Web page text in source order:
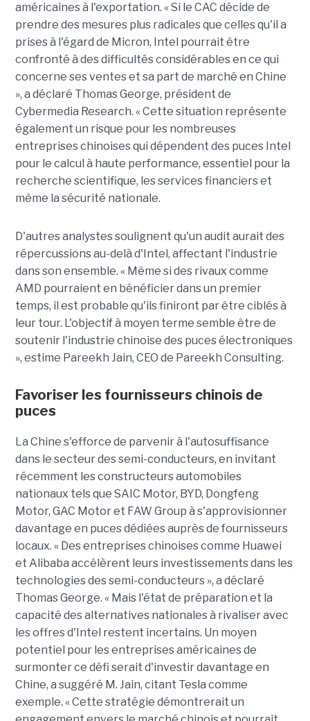
américaines à l'exportation. « Si le CAC décide de
prendre des mesures plus radicales que celles qu'il a
prises à l'égard de Micron, Intel pourrait être
confronté à des difficultés considérables en ce qui
concerne ses ventes et sa part de marché en Chine
», a déclaré Thomas George, président de
Cybermedia Research. « Cette situation représente
également un risque pour les nombreuses
entreprises chinoises qui dépendent des puces Intel
pour le calcul à haute performance, essentiel pour la
recherche scientifique, les services financiers et
même la sécurité nationale.
D'autres analystes soulignent qu'un audit aurait des
répercussions au-delà d'Intel, affectant l'industrie
dans son ensemble. « Même si des rivaux comme
AMD pourraient en bénéficier dans un premier
temps, il est probable qu'ils finiront par être ciblés à
leur tour. L'objectif à moyen terme semble être de
soutenir l'industrie chinoise des puces électroniques
», estime Pareekh Jain, CEO de Pareekh Consulting.
Favoriser les fournisseurs chinois de
puces
La Chine s'efforce de parvenir à l'autosuffisance
dans le secteur des semi-conducteurs, en invitant
récemment les constructeurs automobiles
nationaux tels que SAIC Motor, BYD, Dongfeng
Motor, GAC Motor et FAW Group à s'approvisionner
davantage en puces dédiées auprès de fournisseurs
locaux. « Des entreprises chinoises comme Huawei
et Alibaba accélèrent leurs investissements dans les
technologies des semi-conducteurs », a déclaré
Thomas George. « Mais l'état de préparation et la
capacité des alternatives nationales à rivaliser avec
les offres d'Intel restent incertains. Un moyen
potentiel pour les entreprises américaines de
surmonter ce défi serait d'investir davantage en
Chine, a suggéré M. Jain, citant Tesla comme
exemple. « Cette stratégie démontrerait un